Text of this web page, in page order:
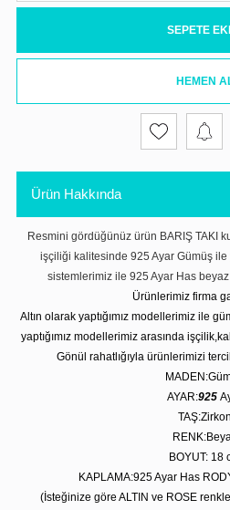
SEPETE
HEMEN
Ürün Hakkında
Resmini gördüğünüz ürün BARIŞ TAKI
işçiliği kalitesinde 925 Ayar Gümüş
sistemlerimiz ile 925 Ayar Has
Ürünlerimiz firma
Altın olarak yaptığımız modellerimiz ile
yaptığımız modellerimiz arasında
Gönül rahatlığıyla ürünlerimizi
AYAR:925
TAŞ:Zirkon
BOYUT: 18
KAPLAMA:925 Ayar Has
(İsteğinize göre ALTIN ve ROSE